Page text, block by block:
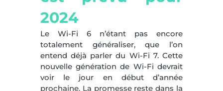
2024
Le Wi-Fi 6 n’étant pas encore
totalement généraliser, que l’on
entend déjà parler du Wi-Fi 7. Cette
nouvelle génération de Wi-Fi devrait
voir le jour en début d’année
prochaine. La promesse reste dans la